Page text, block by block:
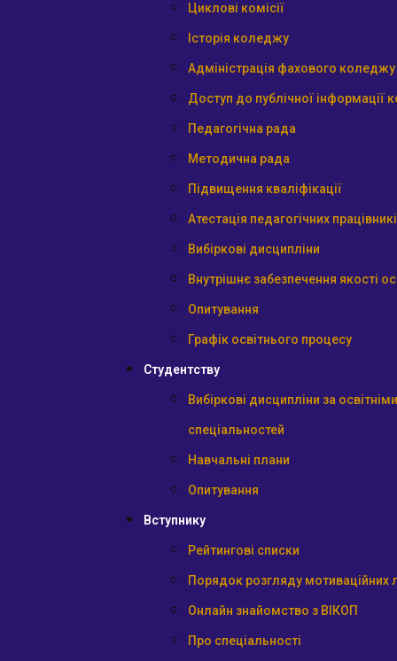
Циклові комісії
Історія коледжу
Адміністрація фахового коледжу
Доступ до публічної інформації
Педагогічна рада
Методична рада
Підвищення кваліфікації
Атестація педагогічних
Вибіркові дисципліни
Внутрішнє забезпечення якості
Опитування
Графік освітнього процесу
Студентству
Вибіркові дисципліни за
спеціальностей
Навчальні плани
Опитування
Вступнику
Рейтингові списки
Порядок розгляду мотиваційних
Онлайн знайомство з ВІКОП
Про спеціальності